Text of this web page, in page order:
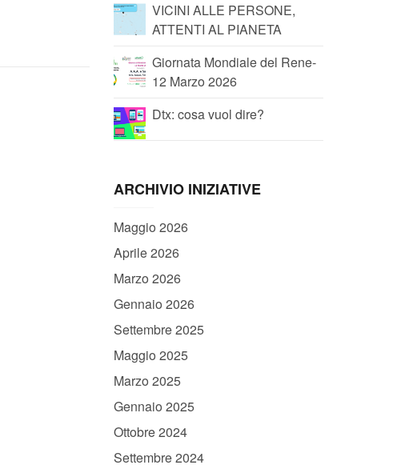
VICINI ALLE PERSONE,
ATTENTI AL PIANETA
Giornata Mondiale del Rene-
12 Marzo 2026
Dtx: cosa vuol dire?
ARCHIVIO INIZIATIVE
Maggio 2026
Aprile 2026
Marzo 2026
Gennaio 2026
Settembre 2025
Maggio 2025
Marzo 2025
Gennaio 2025
Ottobre 2024
Settembre 2024